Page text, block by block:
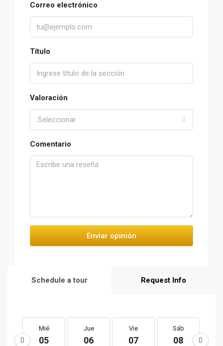
Correo electrónico
Título
Valoración
Seleccionar
Comentario
Enviar opinión
Schedule a tour Request Info
Mié
05
Jue
06
Vie
07
Sáb
08